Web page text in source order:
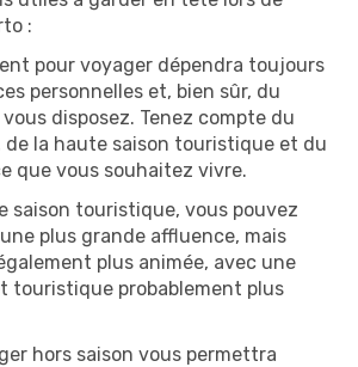
:
pour voyager dépendra toujours
personnelles et, bien sûr, du
disposez. Tenez compte du
de la haute saison touristique et du
que vous souhaitez vivre.
saison touristique, vous pouvez
plus grande affluence, mais
plus animée, avec une
touristique probablement plus
hors saison vous permettra